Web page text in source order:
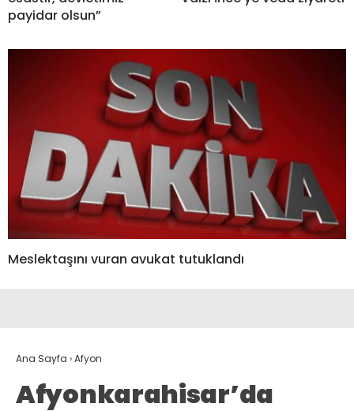
payidar olsun”
Meslektaşını vuran avukat tutuklandı
Ana Sayfa ›Afyon
Afyonkarahisar’da